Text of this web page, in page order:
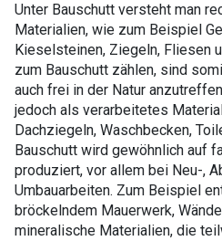
Unter Bauschutt versteht man
Materialien, wie zum Beispiel
Kieselsteinen, Ziegeln, Fliesen
zum Bauschutt zählen, sind
auch frei in der Natur
jedoch als verarbeitetes
Dachziegeln, Waschbecken,
Bauschutt wird gewöhnlich auf
produziert, vor allem bei Neu-,
Umbauarbeiten. Zum Beispiel
bröckelndem Mauerwerk,
mineralische Materialien, die